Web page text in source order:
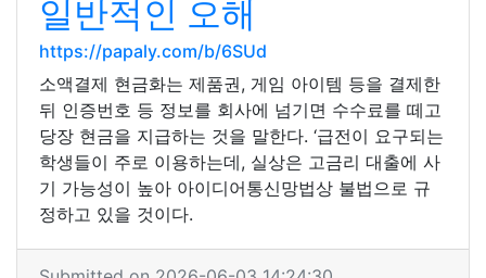
일반적인 오해
https://papaly.com/b/6SUd
소액결제 현금화는 제품권, 게임 아이템 등을 결제한
뒤 인증번호 등 정보를 회사에 넘기면 수수료를 떼고
당장 현금을 지급하는 것을 말한다. ‘급전이 요구되는
학생들이 주로 이용하는데, 실상은 고금리 대출에 사
기 가능성이 높아 아이디어통신망법상 불법으로 규
정하고 있을 것이다.